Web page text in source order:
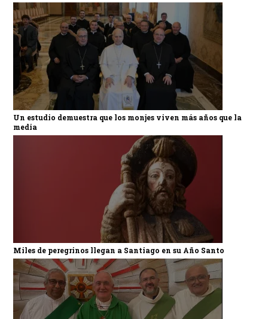
Un estudio demuestra que los monjes viven más años que la
media
Miles de peregrinos llegan a Santiago en su Año Santo